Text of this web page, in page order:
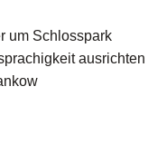
um Schlosspark
ausrichten